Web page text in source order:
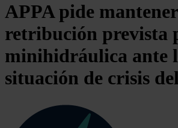
APPA pide
retribución prevista
minihidráulica ante
situación de crisis